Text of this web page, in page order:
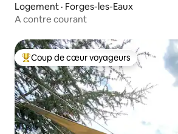
Logement · Forges-les-Eaux
A contre courant
Coup de cœur voyageurs parmi les
Coup de cœur voyageurs